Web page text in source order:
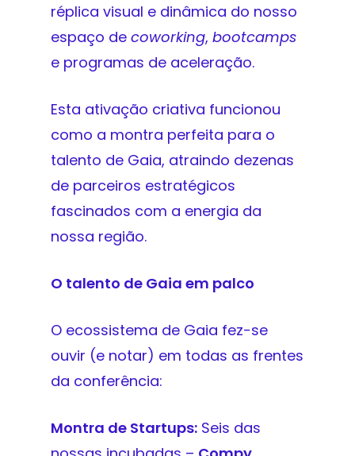
réplica visual e dinâmica do nosso
espaço de coworking, bootcamps
e programas de aceleração.
Esta ativação criativa funcionou
como a montra perfeita para o
talento de Gaia, atraindo dezenas
de parceiros estratégicos
fascinados com a energia da
nossa região.
O talento de Gaia em palco
O ecossistema de Gaia fez-se
ouvir (e notar) em todas as frentes
da conferência:
Montra de Startups: Seis das